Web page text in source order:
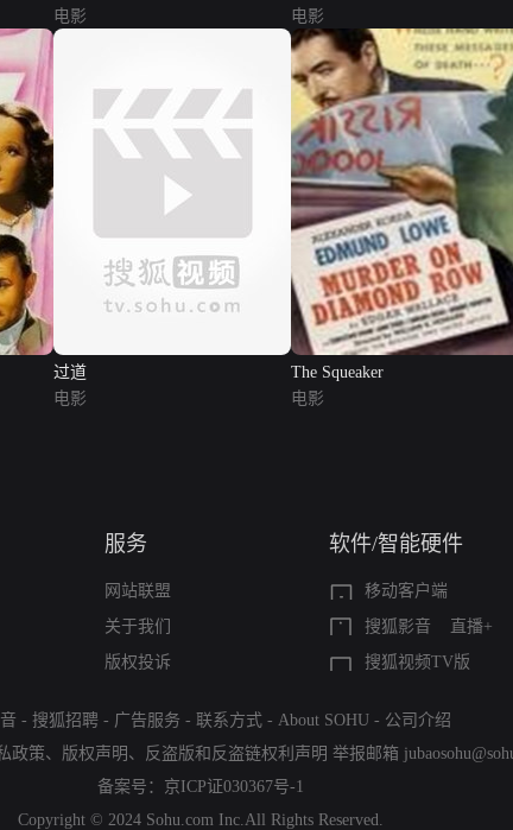
电影
电影
过道
电影
The Squeaker
电影
服务
网站联盟
关于我们
版权投诉
软件/智能硬件
移动客户端
搜狐影音
直播+
搜狐视频TV版
- 搜狐招聘 - 广告服务 - 联系方式 - About SOHU - 公司介绍
政策、 版权声明 、 反盗版和反盗链权利声明 举报邮箱
备案号： 京ICP证030367号-1
Copyright © 2024 Sohu.com Inc.All Rights Reserved.